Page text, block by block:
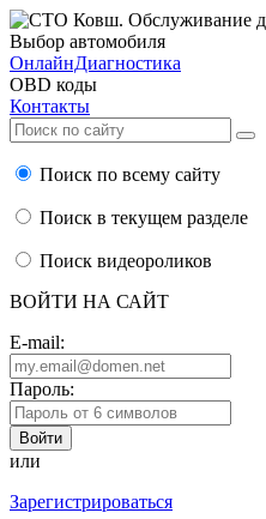
Выбор автомобиля
ОнлайнДиагностика
OBD коды
Контакты
Поиск по всему сайту
Поиск в текущем разделе
Поиск видеороликов
ВОЙТИ НА САЙТ
E-mail:
Пароль:
или
Зарегистрироваться